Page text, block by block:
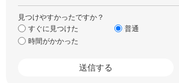
見つけやすかったですか？
すぐに見つけた
普通
時間がかかった